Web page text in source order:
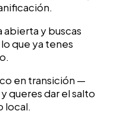
y buscas
que ya tenes
en transición —
queres dar el salto
local.